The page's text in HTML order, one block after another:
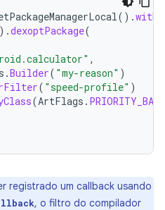
().
dexoptPackage(
,
.Builder( "my-reason" )
( "speed-profile" )
(ArtFlags .
registrado um callback usando
, o filtro do compilador